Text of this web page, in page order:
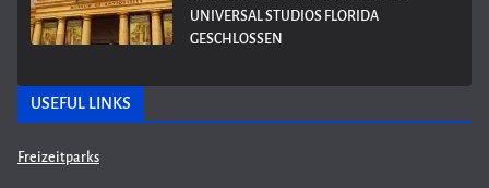
UNIVERSAL STUDIOS FLORIDA
GESCHLOSSEN
USEFUL LINKS
Freizeitparks